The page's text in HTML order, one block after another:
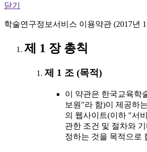
닫기
학술연구정보서비스 이용약관 (2017년
제 1 장 총칙
제 1 조 (목적)
이 약관은 한국교육학
보원"라 함)이 제공하
의 웹사이트(이하 "서
관한 조건 및 절차와
정하는 것을 목적으로